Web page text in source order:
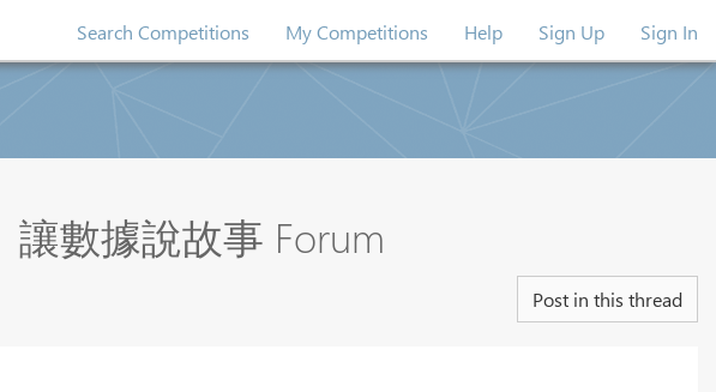
Search Competitions My Competitions Help Sign Up Sign In
數據說故事 Forum
Post in this thread